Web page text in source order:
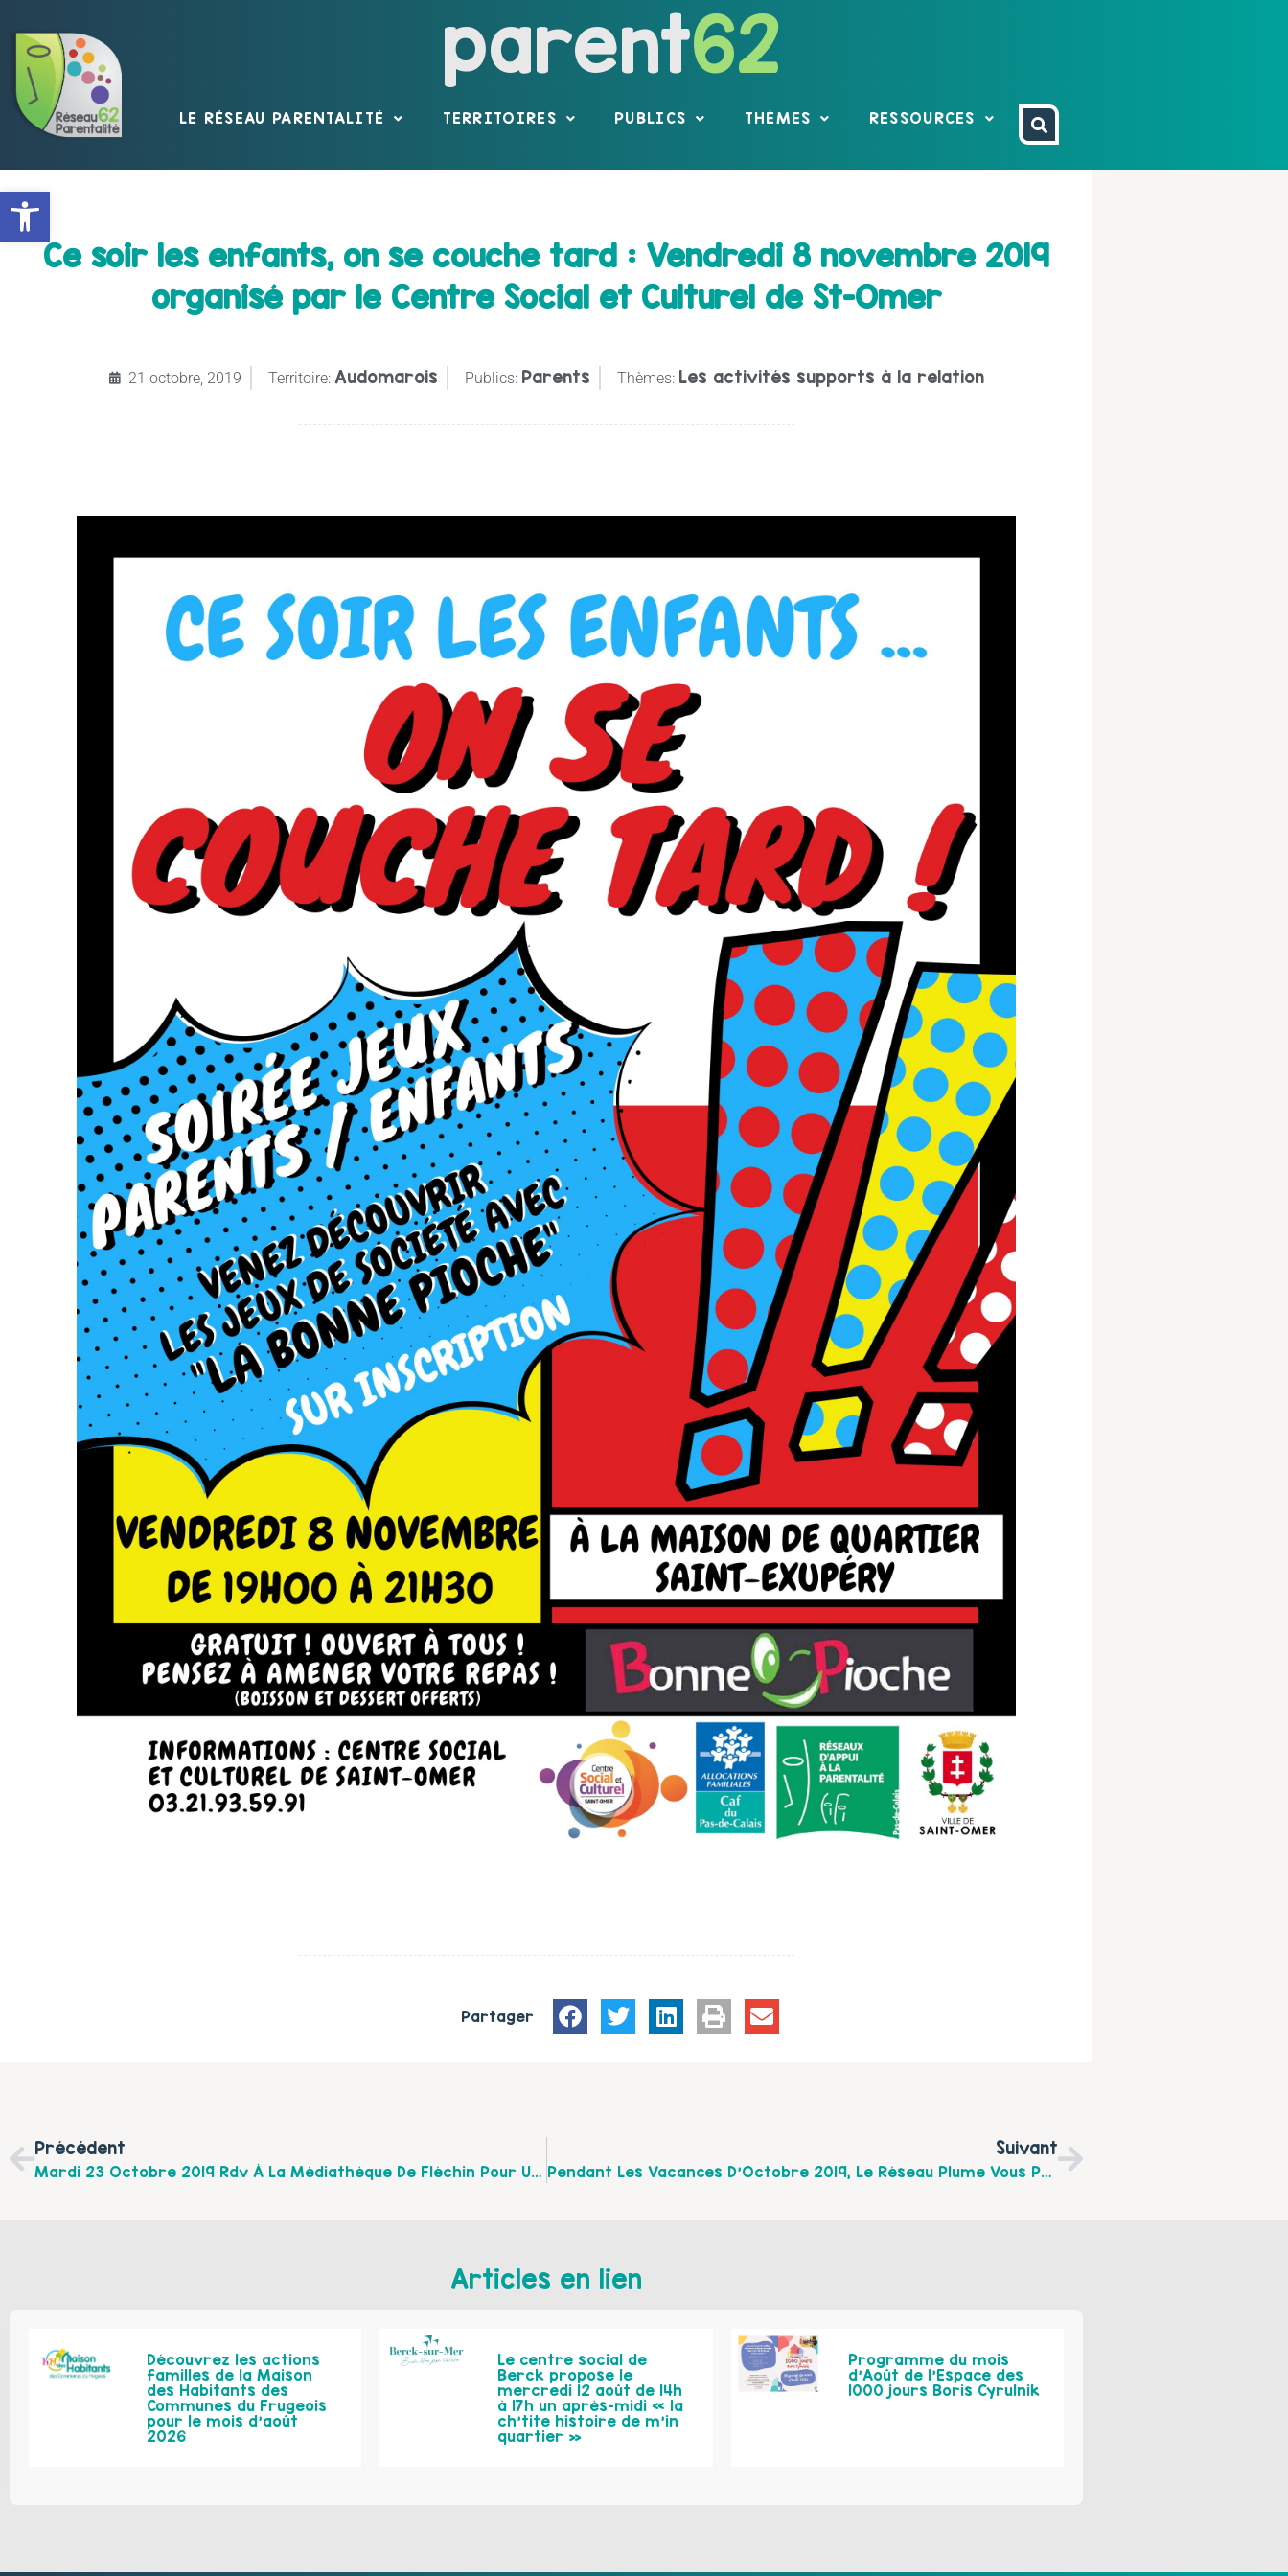
Ouvrir la barre d’outils
parent62
LE RÉSEAU PARENTALITÉ TERRITOIRES PUBLICS THÈMES RESSOURCES
Ce soir les enfants, on se couche tard : Vendredi 8 novembre 2019
organisé par le Centre Social et Culturel de St-Omer
21 octobre, 2019 Territoire: Audomarois Publics: Parents Thèmes: Les activités supports à la relation
Partager
Précédent
Mardi 23 Octobre 2019 Rdv À La Médiathèque De Fléchin Pour Une Après-Midi Jeux En Famille !
Suivant
Pendant Les Vacances D’Octobre 2019, Le Réseau Plume Vous Propose Plusieurs Animations Sur Le Territoire De Lumbres
Articles en lien
Découvrez les actions
familles de la Maison
des Habitants des
Communes du Frugeois
pour le mois d’août
2026
Le centre social de
Berck propose le
mercredi 12 août de 14h
à 17h un après-midi « la
ch’tite histoire de m’in
quartier »
Programme du mois
d’Août de l’Espace des
1000 jours Boris Cyrulnik